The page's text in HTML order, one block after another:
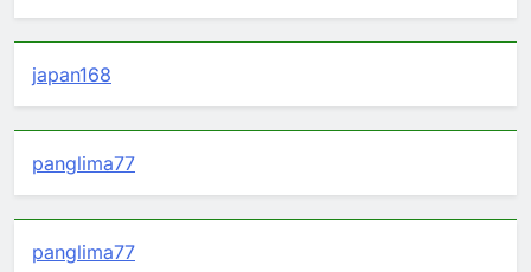
japan168
panglima77
panglima77